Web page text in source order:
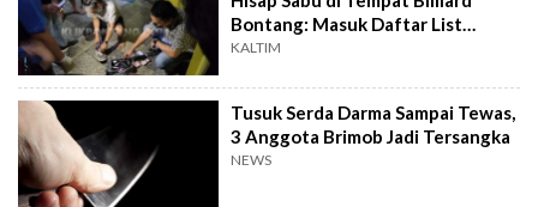
Bontang: Masuk Daftar List
Target Operasi
KALTIM
Tusuk Serda Darma Sampai Tewas,
3 Anggota Brimob Jadi Tersangka
NEWS